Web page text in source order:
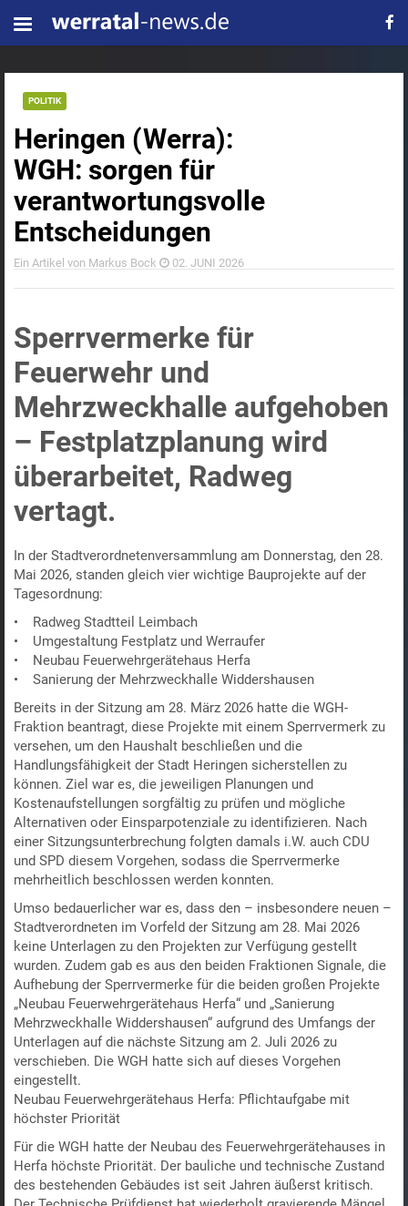
Heringen (Werra):
WGH: sorgen für
verantwortungsvolle
Entscheidungen
POLITIK
Ein Artikel von Markus Bock 02. JUNI 2026
Sperrvermerke für
Feuerwehr und
Mehrzweckhalle aufgehoben
– Festplatzplanung wird
überarbeitet, Radweg
vertagt.
In der Stadtverordnetenversammlung am Donnerstag, den 28.
Mai 2026, standen gleich vier wichtige Bauprojekte auf der
Tagesordnung:
• Radweg Stadtteil Leimbach
• Umgestaltung Festplatz und Werraufer
• Neubau Feuerwehrgerätehaus Herfa
• Sanierung der Mehrzweckhalle Widdershausen
Bereits in der Sitzung am 28. März 2026 hatte die WGH-
Fraktion beantragt, diese Projekte mit einem Sperrvermerk zu
versehen, um den Haushalt beschließen und die
Handlungsfähigkeit der Stadt Heringen sicherstellen zu
können. Ziel war es, die jeweiligen Planungen und
Kostenaufstellungen sorgfältig zu prüfen und mögliche
Alternativen oder Einsparpotenziale zu identifizieren. Nach
einer Sitzungsunterbrechung folgten damals i.W. auch CDU
und SPD diesem Vorgehen, sodass die Sperrvermerke
mehrheitlich beschlossen werden konnten.
Umso bedauerlicher war es, dass den – insbesondere neuen –
Stadtverordneten im Vorfeld der Sitzung am 28. Mai 2026
keine Unterlagen zu den Projekten zur Verfügung gestellt
wurden. Zudem gab es aus den beiden Fraktionen Signale, die
Aufhebung der Sperrvermerke für die beiden großen Projekte
„Neubau Feuerwehrgerätehaus Herfa“ und „Sanierung
Mehrzweckhalle Widdershausen“ aufgrund des Umfangs der
Unterlagen auf die nächste Sitzung am 2. Juli 2026 zu
verschieben. Die WGH hatte sich auf dieses Vorgehen
eingestellt.
Neubau Feuerwehrgerätehaus Herfa: Pflichtaufgabe mit
höchster Priorität
Für die WGH hatte der Neubau des Feuerwehrgerätehauses in
Herfa höchste Priorität. Der bauliche und technische Zustand
des bestehenden Gebäudes ist seit Jahren äußerst kritisch.